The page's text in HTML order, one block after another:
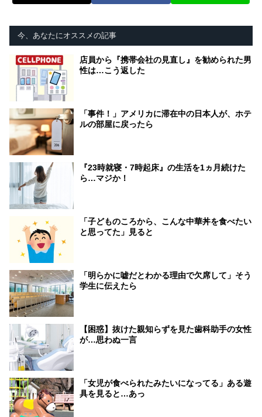
今、あなたにオススメの記事
店員から『携帯会社の見直し』を勧められた男
性は…こう返した
「事件！」アメリカに滞在中の日本人が、ホテ
ルの部屋に戻ったら
『23時就寝・7時起床』の生活を1ヵ月続けた
ら…マジか！
「子どものころから、こんな中華丼を食べたい
と思ってた」見ると
「明らかに嘘だとわかる理由で欠席して」そう
学生に伝えたら
【困惑】抜けた親知らずを見た歯科助手の女性
が…思わぬ一言
「女児が食べられたみたいになってる」ある遊
具を見ると…あっ